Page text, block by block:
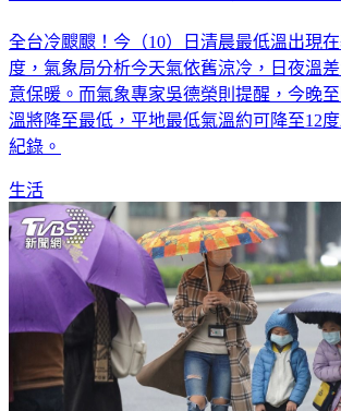
全台冷颼颼！今（10）日清晨最低溫出現
度，氣象局分析今天氣依舊涼冷，日夜溫
意保暖。而氣象專家吳德榮則提醒，今晚
溫將降至最低，平地最低氣溫約可降至12
紀錄。
生活